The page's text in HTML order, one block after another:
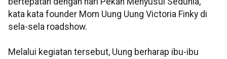
kata kata founder Mom Uung Uung Victoria Finky di
sela-sela roadshow.
Melalui kegiatan tersebut, Uung berharap ibu-ibu